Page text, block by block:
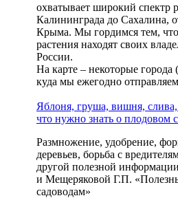
охватывает широкий спектр
Калининграда до Сахалина,
Крыма. Мы гордимся тем,
растения находят своих
России.
На карте – некоторые
куда мы ежегодно
Яблоня, груша, вишня,
что нужно знать о плодовом
Размножение, удобрение,
деревьев, борьба с
другой полезной
и Мещеряковой Г.П.
садоводам»